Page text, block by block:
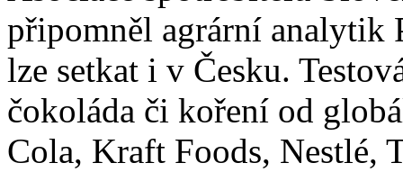
připomněl agrární analytik
lze setkat i v Česku.
čokoláda či koření od
Cola, Kraft Foods, Nestlé,